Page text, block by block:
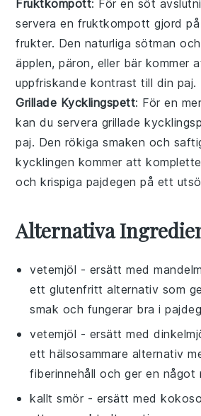
Fruktkompott: För en söt
servera en fruktkompott gjord på
frukter. Den naturliga sötman
äpplen,päron, eller bär kommer
uppfriskande kontrast till din paj.
Grillade Kycklingspett: För en
kan du servera grillade
paj. Den rökiga smaken och
kycklingen kommer att
och krispiga pajdegen på ett
Alternativa
vetemjöl - ersätt med
ett glutenfritt alternativ som
smak och fungerar bra i
vetemjöl - ersätt med
ett hälsosammare alternativ
fiberinnehåll och ger en något
kallt smör - ersätt med